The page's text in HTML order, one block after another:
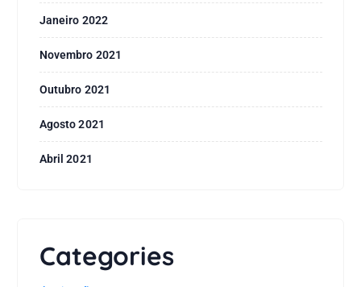
Janeiro 2022
Novembro 2021
Outubro 2021
Agosto 2021
Abril 2021
Categories